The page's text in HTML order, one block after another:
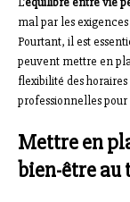
mal par les
Pourtant, il est
peuvent mettre en
flexibilité des
professionnelles
Mettre en
bien-être